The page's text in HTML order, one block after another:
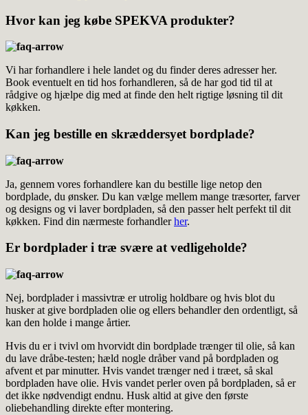
Hvor kan jeg købe SPEKVA produkter?
Vi har forhandlere i hele landet og du finder deres adresser her.
Book eventuelt en tid hos forhandleren, så de har god tid til at
rådgive og hjælpe dig med at finde den helt rigtige løsning til dit
køkken.
Kan jeg bestille en skræddersyet bordplade?
Ja, gennem vores forhandlere kan du bestille lige netop den
bordplade, du ønsker. Du kan vælge mellem mange træsorter, farver
og designs og vi laver bordpladen, så den passer helt perfekt til dit
køkken. Find din nærmeste forhandlerher.
Er bordplader i træ svære at vedligeholde?
Nej, bordplader i massivtræ er utrolig holdbare og hvis blot du
husker at give bordpladen olie og ellers behandler den ordentligt, så
kan den holde i mange årtier.
Hvis du er i tvivl om hvorvidt din bordplade trænger til olie, så kan
du lave dråbe-testen; hæld nogle dråber vand på bordpladen og
afvent et par minutter. Hvis vandet trænger ned i træet, så skal
bordpladen have olie. Hvis vandet perler oven på bordpladen, så er
det ikke nødvendigt endnu. Husk altid at give den første
oliebehandling direkte efter montering.